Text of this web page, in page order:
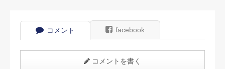
コメント facebook
コメントを書く